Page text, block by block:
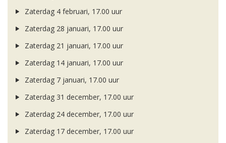
Zaterdag 4 februari, 17.00 uur
Zaterdag 28 januari, 17.00 uur
Zaterdag 21 januari, 17.00 uur
Zaterdag 14 januari, 17.00 uur
Zaterdag 7 januari, 17.00 uur
Zaterdag 31 december, 17.00 uur
Zaterdag 24 december, 17.00 uur
Zaterdag 17 december, 17.00 uur